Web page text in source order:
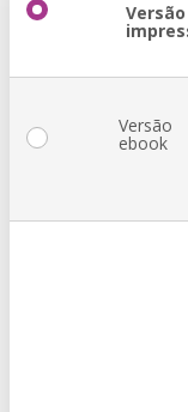
Versão
Versão
ebook